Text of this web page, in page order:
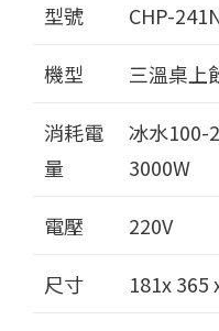
型號 CHP-
機型 三溫桌上
消耗電
量
冰水100-
3000W
電壓 220V
尺寸 181x 365